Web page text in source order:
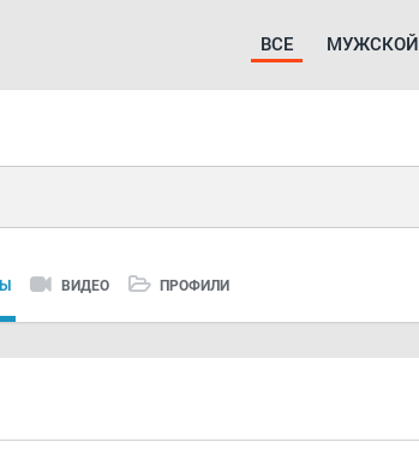
ВСЕ МУЖСКОЙ
ВИДЕО ПРОФИЛИ